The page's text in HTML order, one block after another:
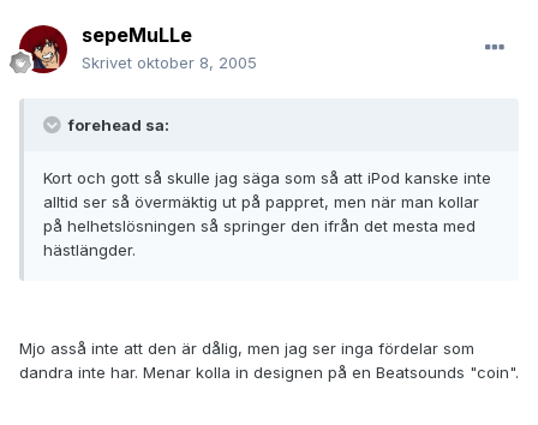
sepeMuLLe
Skrivet oktober 8, 2005
forehead sa:
Kort och gott så skulle jag säga som så att iPod kanske inte
alltid ser så övermäktig ut på pappret, men när man kollar
på helhetslösningen så springer den ifrån det mesta med
hästlängder.
Mjo asså inte att den är dålig, men jag ser inga fördelar som
dandra inte har. Menar kolla in designen på en Beatsounds "coin".